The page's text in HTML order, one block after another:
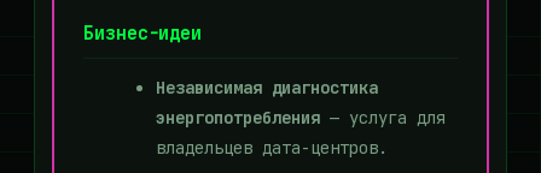
Бизнес-идеи
Независимая диагностика
энергопотребления — услуга для
владельцев дата-центров.